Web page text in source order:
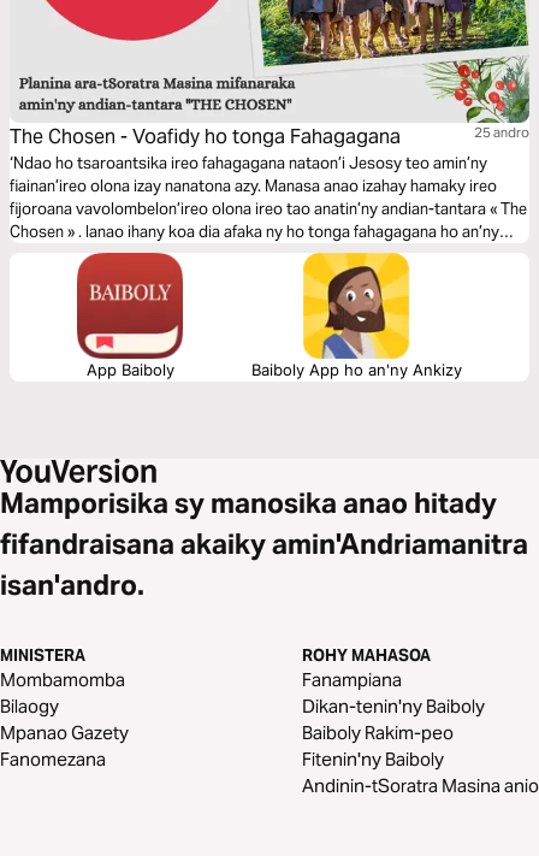
The Chosen - Voafidy ho tonga Fahagagana 25 andro
‘Ndao ho tsaroantsika ireo fahagagana nataon’i Jesosy teo amin’ny
fiainan’ireo olona izay nanatona azy. Manasa anao izahay hamaky ireo
fijoroana vavolombelon’ireo olona ireo tao anatin’ny andian-tantara « The
Chosen » . Ianao ihany koa dia afaka ny ho tonga fahagagana ho an’ny
manodidina anao. Vonona ve ianao? ‘Ndao ary e! Fahagagana ny fisianao !
Christian Misch
App Baiboly Baiboly App ho an'ny Ankizy
Mamporisika sy manosika anao hitady
fifandraisana akaiky amin'Andriamanitra
isan'andro.
MINISTERA
Mombamomba
Bilaogy
Mpanao Gazety
Fanomezana
ROHY MAHASOA
Fanampiana
Dikan-tenin'ny Baiboly
Baiboly Rakim-peo
Fitenin'ny Baiboly
Andinin-tSoratra Masina anio